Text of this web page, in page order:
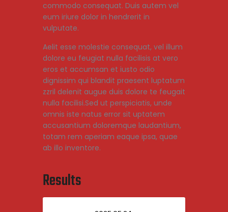
commodo consequat. Duis autem vel
eum iriure dolor in hendrerit in
vulputate.
Aelit esse molestie consequat, vel illum
dolore eu feugiat nulla facilisis at vero
eros et accumsan et iusto odio
dignissim qui blandit praesent luptatum
zzril delenit augue duis dolore te feugait
nulla facilisi.Sed ut perspiciatis, unde
omnis iste natus error sit uptatem
accusantium doloremque laudantium,
totam rem aperiam eaque ipsa, quae
ab illo inventore.
Results